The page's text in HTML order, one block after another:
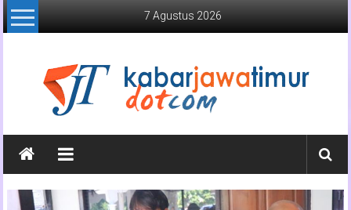
Lompat
ke
7 Agustus 2026
Kabar
Jawa
Timur